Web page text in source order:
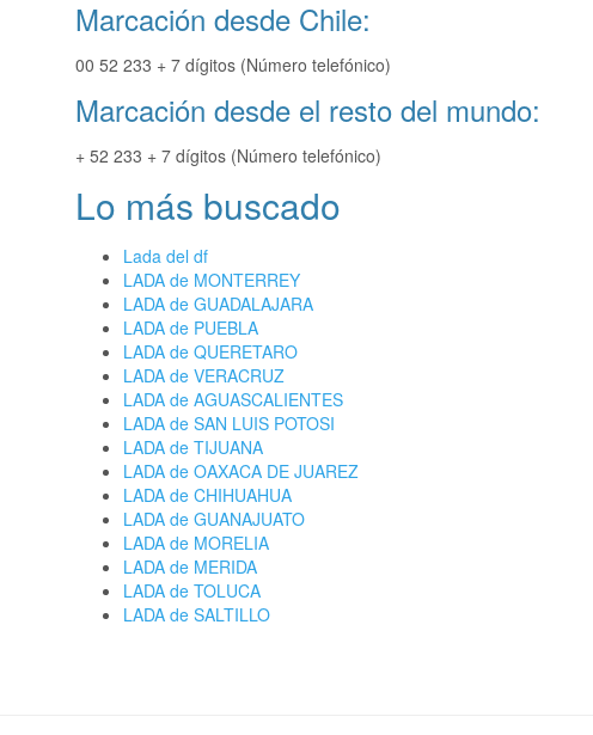
Marcación desde Chile:
00 52 233 + 7 dígitos (Número telefónico)
Marcación desde el resto del mundo:
+ 52 233 + 7 dígitos (Número telefónico)
Lo más buscado
Lada del df
LADA de MONTERREY
LADA de GUADALAJARA
LADA de PUEBLA
LADA de QUERETARO
LADA de VERACRUZ
LADA de AGUASCALIENTES
LADA de SAN LUIS POTOSI
LADA de TIJUANA
LADA de OAXACA DE JUAREZ
LADA de CHIHUAHUA
LADA de GUANAJUATO
LADA de MORELIA
LADA de MERIDA
LADA de TOLUCA
LADA de SALTILLO